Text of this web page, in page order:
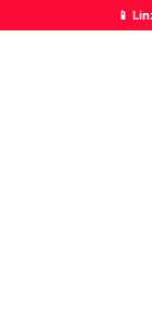
📱